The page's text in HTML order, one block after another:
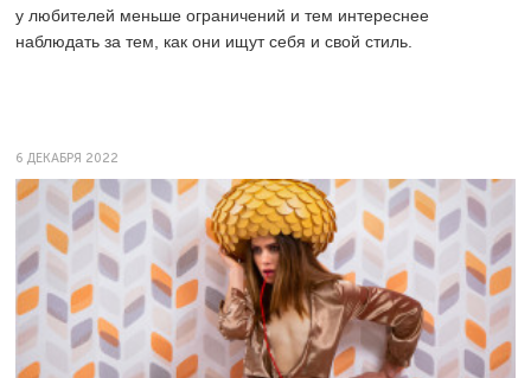
у любителей меньше ограничений и тем интереснее
наблюдать за тем, как они ищут себя и свой стиль.
6 ДЕКАБРЯ 2022